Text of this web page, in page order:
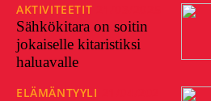
AKTIVITEETIT
Sähkökitara on soitin
jokaiselle kitaristiksi
haluavalle
ELÄMÄNTYYLI